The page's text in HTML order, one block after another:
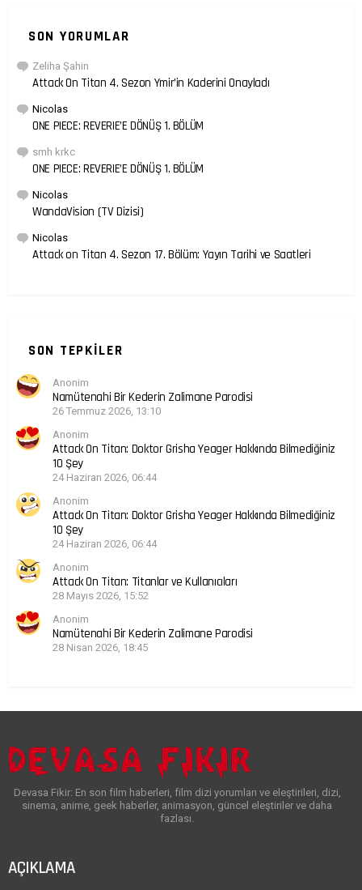
SON YORUMLAR
Zeliha Şahin
Attack On Titan 4. Sezon Ymir’in Kaderini Onayladı
Nicolas
ONE PIECE: REVERIE’E DÖNÜŞ 1. BÖLÜM
smh krkc
ONE PIECE: REVERIE’E DÖNÜŞ 1. BÖLÜM
Nicolas
WandaVision (TV Dizisi)
Nicolas
Attack on Titan 4. Sezon 17. Bölüm: Yayın Tarihi ve Saatleri
SON TEPKILER
Anonim
Namütenahi Bir Kederin Zalimane Parodisi
26 Temmuz 2026, 13:10
Anonim
Attack On Titan: Doktor Grisha Yeager Hakkında Bilmediğiniz
10 Şey
24 Haziran 2026, 06:44
Anonim
Attack On Titan: Doktor Grisha Yeager Hakkında Bilmediğiniz
10 Şey
24 Haziran 2026, 06:44
Anonim
Attack On Titan: Titanlar ve Kullanıcıları
28 Mayıs 2026, 15:52
Anonim
Namütenahi Bir Kederin Zalimane Parodisi
28 Nisan 2026, 18:45
Devasa Fikir: En son film haberleri, film dizi yorumları ve eleştirileri, dizi,
sinema, anime, geek haberler, animasyon, güncel eleştiriler ve daha
fazlası.
AÇIKLAMA